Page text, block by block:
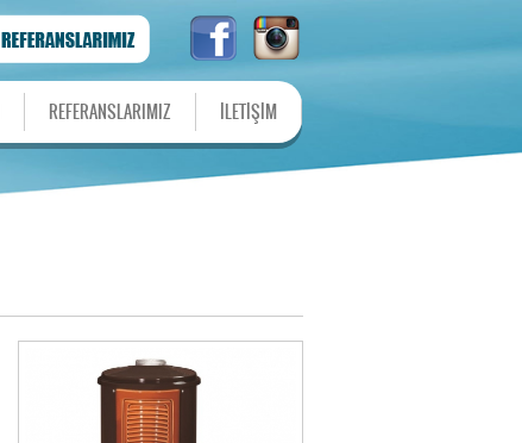
REFERANSLARIMIZ İLETİŞİM